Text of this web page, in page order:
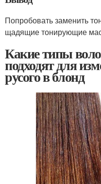
Попробовать заменить
щадящие тонирующие
Какие типы
подходят для
русого в блонд